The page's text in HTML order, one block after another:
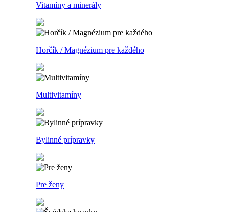
Vitamíny a minerály
Horčík / Magnézium pre každého
Multivitamíny
Bylinné prípravky
Pre ženy